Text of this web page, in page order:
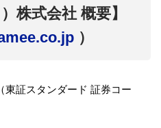
株式会社 概要】
）
証スタンダード 証券コー